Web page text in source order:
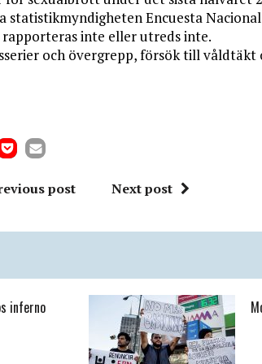
Encuesta
rapporteras inte eller utreds inte.
och övergrepp, försök till våldtäkt
post Next post
inferno